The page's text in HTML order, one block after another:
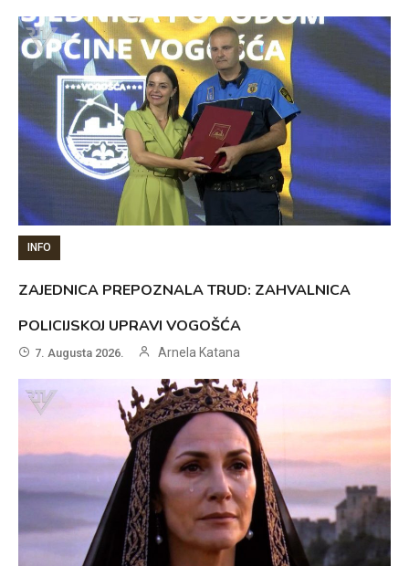
INFO
ZAJEDNICA PREPOZNALA TRUD: ZAHVALNICA
POLICIJSKOJ UPRAVI VOGOŠĆA
7. Augusta 2026. Arnela Katana